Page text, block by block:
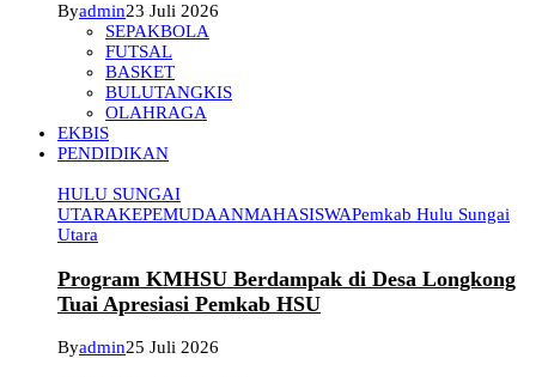
Byadmin23 Juli 2026
SEPAKBOLA
FUTSAL
BASKET
BULUTANGKIS
OLAHRAGA
EKBIS
PENDIDIKAN
HULU SUNGAI
UTARAKEPEMUDAANMAHASISWAPemkab Hulu Sungai
Utara
Program KMHSU Berdampak di Desa Longkong
Tuai Apresiasi Pemkab HSU
Byadmin25 Juli 2026